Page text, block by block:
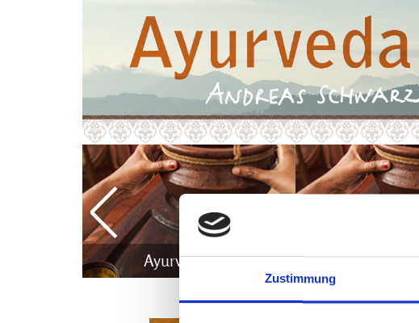
Zustimmung
Ayurveda